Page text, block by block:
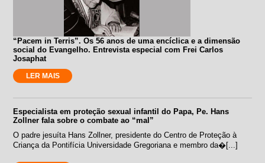
“Pacem in Terris”. Os 56 anos de uma encíclica e a dimensão
social do Evangelho. Entrevista especial com Frei Carlos
Josaphat
LER MAIS
Especialista em proteção sexual infantil do Papa, Pe. Hans
Zollner fala sobre o combate ao “mal”
O padre jesuíta Hans Zollner, presidente do Centro de Proteção à
Criança da Pontifícia Universidade Gregoriana e membro da�[...]